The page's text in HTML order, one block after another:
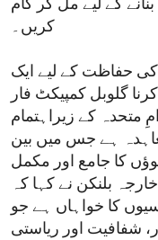
کے لیے مل کر کام
کریں۔
حفاظت کے لیے ایک
گلوبل کمپیکٹ فار
متحدہ کے زیراہتمام
ہے جس میں بین
کا جامع اور مکمل
بلنکن نے کہا کہ
کا خواہاں ہے جو
شفافیت اور ریاستی